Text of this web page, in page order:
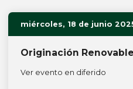
miércoles, 18 de junio
Originación
Ver evento en diferido